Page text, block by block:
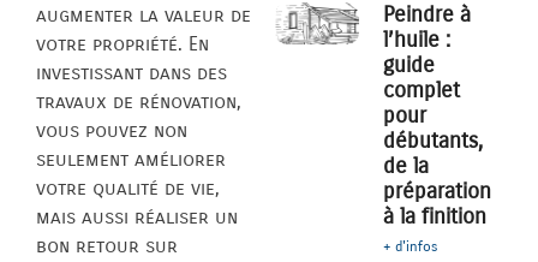
augmenter la valeur de
votre propriété. En
investissant dans des
travaux de rénovation,
vous pouvez non
seulement améliorer
votre qualité de vie,
mais aussi réaliser un
bon retour sur
Peindre à
l’huile :
guide
complet
pour
débutants,
de la
préparation
à la finition
+ d'infos